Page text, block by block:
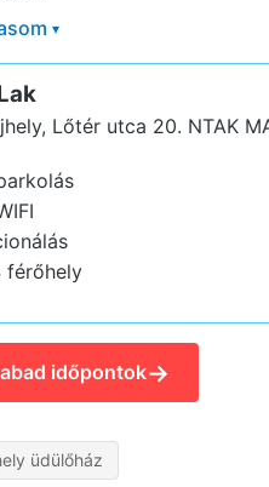
▾
Lőtér utca 20. NTAK
férőhely
időpontok→
üdülőház